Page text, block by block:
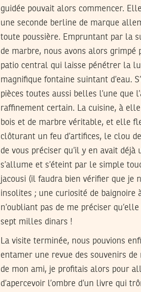
guidée pouvait alors commencer.
une seconde berline de marque
toute poussière. Empruntant par la
de marbre, nous avons alors
patio central qui laisse pénétrer la
magnifique fontaine suintant d’eau.
pièces toutes aussi belles l’une que
raffinement certain. La cuisine, à
bois et de marbre véritable, et elle
clôturant un feu d’artifices, le clou
de vous préciser qu’il y en avait
s’allume et s’éteint par le simple
jacousi (il faudra bien vérifier que je
insolites ; une curiosité de baignoire
n’oubliant pas de me préciser
sept milles dinars !
La visite terminée, nous pouvions
entamer une revue des souvenirs
de mon ami, je profitais alors pour
d’apercevoir l’ombre d’un livre qui